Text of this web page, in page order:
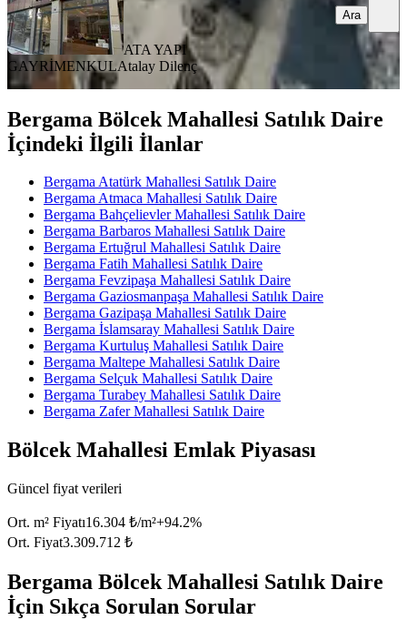
ATA YAPI
GAYRİMENKULAtalay Dilenç
Ara
Bergama Bölcek Mahallesi Satılık Daire
İçindeki İlgili İlanlar
Bergama Atatürk Mahallesi Satılık Daire
Bergama Atmaca Mahallesi Satılık Daire
Bergama Bahçelievler Mahallesi Satılık Daire
Bergama Barbaros Mahallesi Satılık Daire
Bergama Ertuğrul Mahallesi Satılık Daire
Bergama Fatih Mahallesi Satılık Daire
Bergama Fevzipaşa Mahallesi Satılık Daire
Bergama Gaziosmanpaşa Mahallesi Satılık Daire
Bergama Gazipaşa Mahallesi Satılık Daire
Bergama İslamsaray Mahallesi Satılık Daire
Bergama Kurtuluş Mahallesi Satılık Daire
Bergama Maltepe Mahallesi Satılık Daire
Bergama Selçuk Mahallesi Satılık Daire
Bergama Turabey Mahallesi Satılık Daire
Bergama Zafer Mahallesi Satılık Daire
Bölcek Mahallesi Emlak Piyasası
Güncel fiyat verileri
Ort. m² Fiyatı16.304 ₺/m²+94.2%
Ort. Fiyat3.309.712 ₺
Bergama Bölcek Mahallesi Satılık Daire
İçin Sıkça Sorulan Sorular